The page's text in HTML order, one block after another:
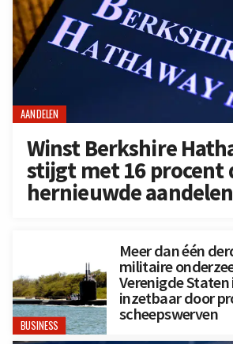
AANDELEN
Winst Berkshire
stijgt met 16 procent
hernieuwde
BUSINESS
Meer dan één
militaire
Verenigde Staten
inzetbaar door
scheepswerven